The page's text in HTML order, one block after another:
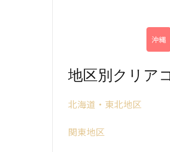
沖縄
地区別クリア
北海道・東北地区
関東地区